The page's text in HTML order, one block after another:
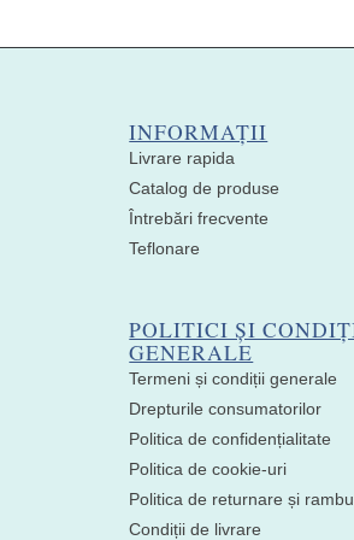
INFORMAȚII
Livrare rapida
Catalog de produse
Întrebări frecvente
Teflonare
POLITICI ȘI
GENERALE
Termeni și condiții generale
Drepturile consumatorilor
Politica de confidențialitate
Politica de cookie-uri
Politica de returnare și
Condiții de livrare